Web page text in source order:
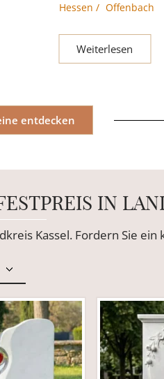
Hessen / Offenbach
Weiterlesen
entdecken
IN
Kassel. Fordern Sie